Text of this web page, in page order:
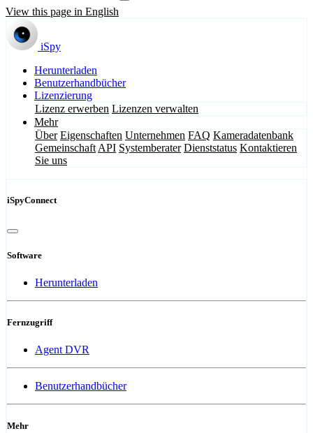
View this page in English
iSpy
Herunterladen
Benutzerhandbücher
Lizenzierung
Lizenz erwerben Lizenzen verwalten
Mehr
Über Eigenschaften Unternehmen FAQ Kameradatenbank
Gemeinschaft API Systemberater Dienststatus Kontaktieren
Sie uns
iSpyConnect
Software
Herunterladen
Fernzugriff
Agent DVR
Benutzerhandbücher
Mehr